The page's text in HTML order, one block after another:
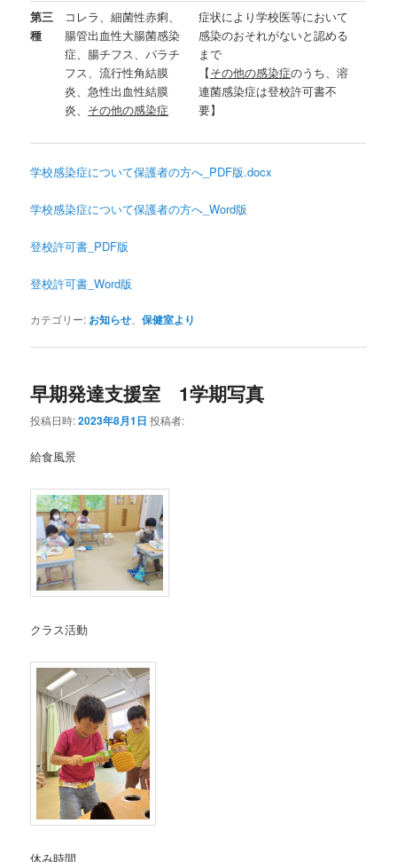
第三
種
コレラ、細菌性赤痢、
腸管出血性大腸菌感染
症、腸チフス、パラチ
フス、流行性角結膜
炎、急性出血性結膜
炎、 その他の感染症
症状により学校医等において
感染のおそれがないと認める
まで
【その他の感染症のうち、溶
連菌感染症は登校許可書不
要】
学校感染症について保護者の方へ_PDF版.docx
学校感染症について保護者の方へ_Word版
登校許可書_PDF版
登校許可書_Word版
カテゴリー: お知らせ 、保健室より
早期発達支援室 1学期写真
投稿日時:2023年8月1日 投稿者:
給食風景
クラス活動
休み時間